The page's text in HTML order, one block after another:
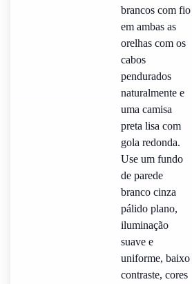
brancos com fio
em ambas as
orelhas com os
cabos
pendurados
naturalmente e
uma camisa
preta lisa com
gola redonda.
Use um fundo
de parede
branco cinza
pálido plano,
iluminação
suave e
uniforme, baixo
contraste, cores